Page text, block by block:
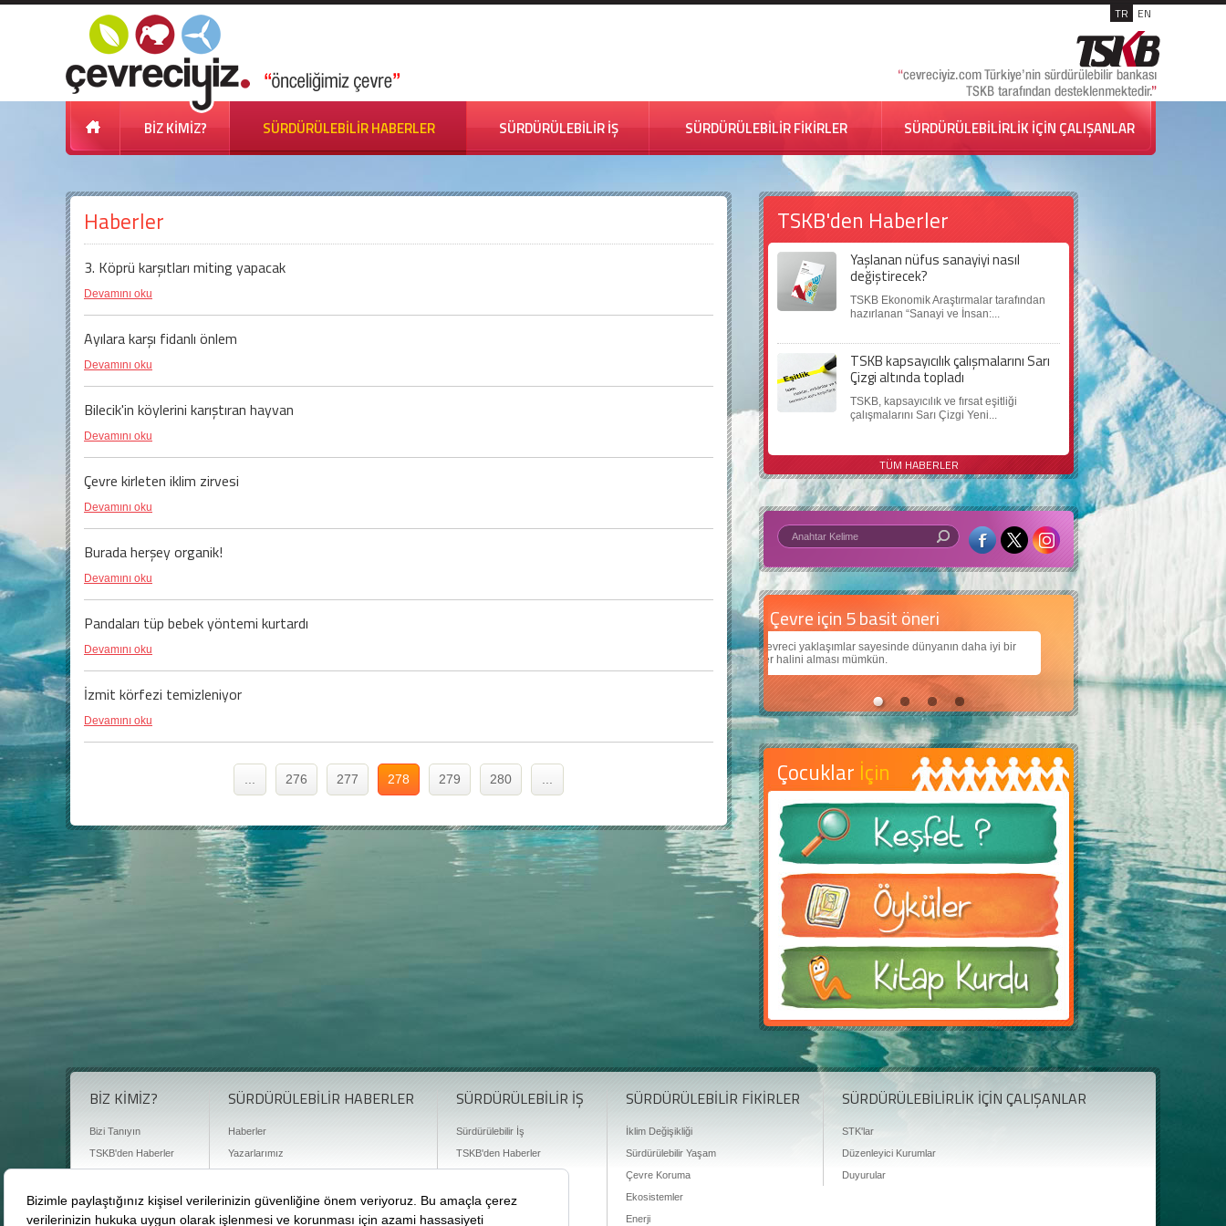
TR EN
BİZ KİMİZ? SÜRDÜRÜLEBİLİR HABERLER SÜRDÜRÜLEBİLİR İŞ SÜRDÜRÜLEBİLİR FİKİRLER SÜRDÜRÜLEBİLİRLİK İÇİN ÇALIŞANLAR
Haberler
3. Köprü karşıtları miting yapacak
Devamını oku
Ayılara karşı fidanlı önlem
Devamını oku
Bilecik'in köylerini karıştıran hayvan
Devamını oku
Çevre kirleten iklim zirvesi
Devamını oku
Burada herşey organik!
Devamını oku
Pandaları tüp bebek yöntemi kurtardı
Devamını oku
İzmit körfezi temizleniyor
Devamını oku
276 277 278 279 280
TSKB'den Haberler
Yaşlanan nüfus sanayiyi nasıl
değiştirecek?
TSKB Ekonomik Araştırmalar tarafından
hazırlanan “Sanayi ve İnsan:...
TSKB kapsayıcılık çalışmalarını Sarı
Çizgi altında topladı
TSKB, kapsayıcılık ve fırsat eşitliği
çalışmalarını Sarı Çizgi Yeni...
TÜM HABERLER
Çevre için 5 basit öneri
sayesinde dünyanın daha iyi bir
Daha iyi bir dünya için yapay zekâ
Çocuklarımıza daha güzel bir dünya bırakabilmek için
teknolojiden nasıl yararlanırız?
Çocuklar İçin
BİZ KİMİZ?
Bizi Tanıyın
TSKB'den Haberler
Basın Odası
Bize Ulaşın
SÜRDÜRÜLEBİLİR HABERLER
Haberler
Yazarlarımız
Sürdürülebilirlik Kütüphanesi
Karbon Sayacı
SÜRDÜRÜLEBİLİR İŞ
Sürdürülebilir İş
TSKB'den Haberler
SÜRDÜRÜLEBİLİR FİKİRLER
İklim Değişikliği
Sürdürülebilir Yaşam
Çevre Koruma
Ekosistemler
Enerji
SÜRDÜRÜLEBİLİRLİK İÇİN ÇALIŞANLAR
STK'lar
Düzenleyici Kurumlar
Duyurular